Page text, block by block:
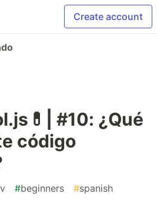
Create account
#10: ¿Qué
código
#beginners #spanish